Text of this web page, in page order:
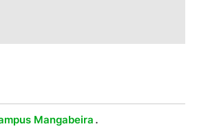
Mangabeira .